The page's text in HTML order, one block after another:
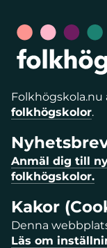
Folkhögskola.nu
folkhögskolor.
Anmäl dig till
folkhögskolor.
Kakor
Denna
Läs om